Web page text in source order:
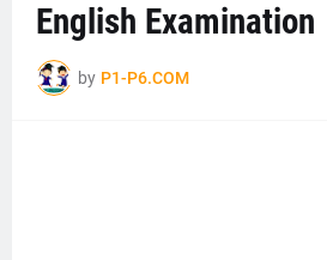
English Examination
by P1-P6.COM